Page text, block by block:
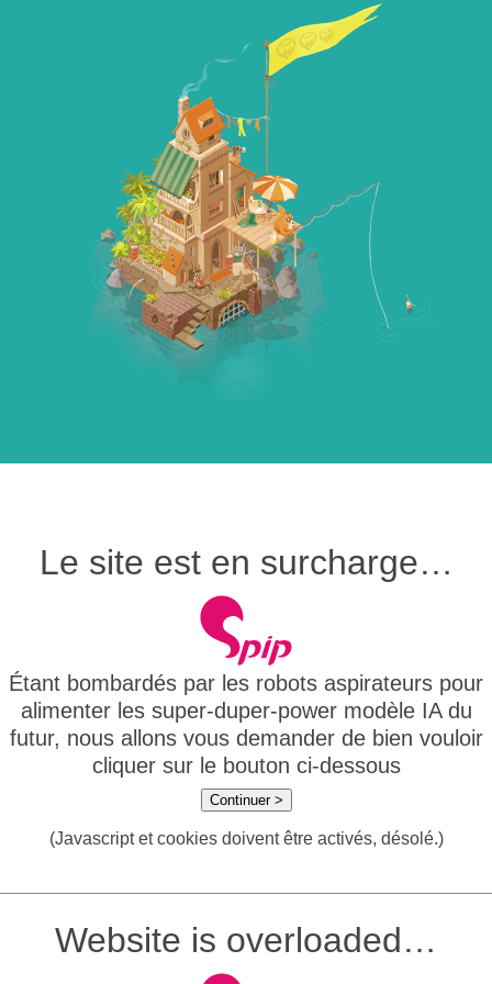
Le site est en surcharge…
Étant bombardés par les robots aspirateurs pour
alimenter les super-duper-power modèle IA du
futur, nous allons vous demander de bien vouloir
cliquer sur le bouton ci-dessous
Continuer >
(Javascript et cookies doivent être activés, désolé.)
Website is overloaded…